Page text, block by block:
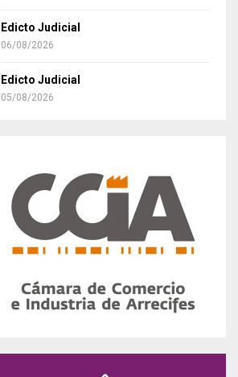
Edicto Judicial
06/08/2026
Edicto Judicial
05/08/2026